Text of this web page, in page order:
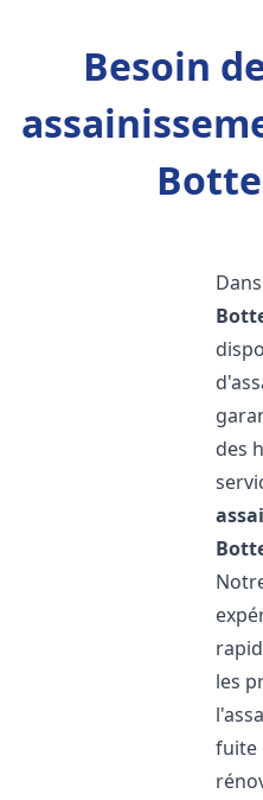
Besoin
des
les
fuite